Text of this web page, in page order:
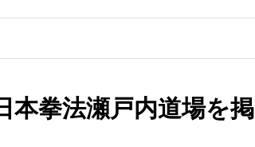
本拳法瀬戸内道場を掲